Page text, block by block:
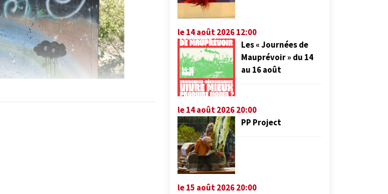
le 14 août 2026 12:00
Les « Journées de
Mauprévoir » du 14
au 16 août
le 14 août 2026 20:00
PP Project
le 15 août 2026 20:00